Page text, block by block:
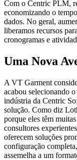
Com o Centric PLM,
economizando o
dados. No geral,
liberamos recursos
cronogramas e
Uma Nova
A VT Garment
acabou selecionando
indústria da Centric
solução. Como diz
porque eles têm
consultores
oferecem soluções
configuração
assemelha a um